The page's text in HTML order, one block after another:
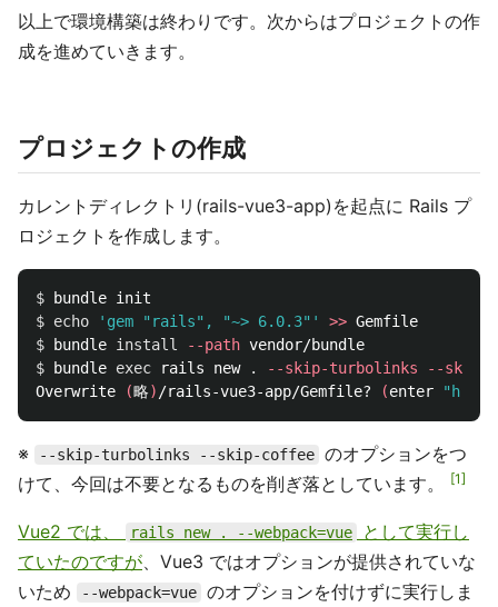
以上で環境構築は終わりです。次からはプロジェクトの作
成を進めていきます。
プロジェクトの作成
カレントディレクトリ(rails-vue3-app)を起点に Rails プ
ロジェクトを作成します。
$
$ echo 'gem "rails", "~> 6.0.3"' >>
$
bundle install --path
$
bundle exec rails new . --skip-turbolinks
--skip-
Overwrite
(略)/rails-vue3-app/Gemfile? (enter "h"
※ --skip-turbolinks --skip-coffee のオプションをつ
けて、今回は不要となるものを削ぎ落としています。
1
Vue2 では、 rails new . --webpack=vue
として実行し
ていたのですが、Vue3 ではオプションが提供されていな
いため
--webpack=vue のオプションを付けずに実行しま